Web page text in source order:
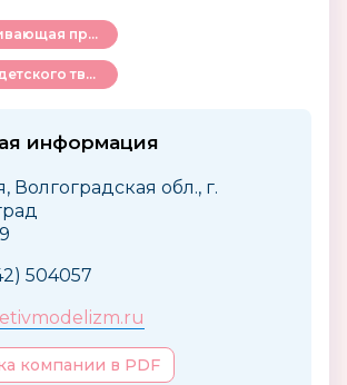
Учебно-развивающая продукция для детей
Наборы для детского творчества и рукоделия
информация
Волгоградская обл., г.
504057
компании в PDF